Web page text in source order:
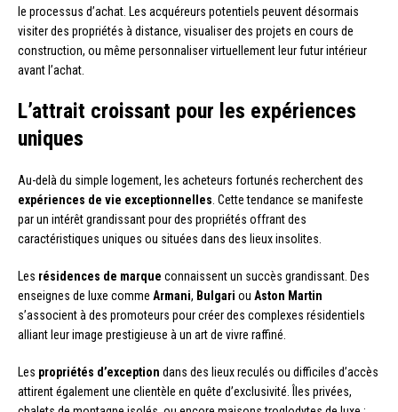
le processus d’achat. Les acquéreurs potentiels peuvent désormais
visiter des propriétés à distance, visualiser des projets en cours de
construction, ou même personnaliser virtuellement leur futur intérieur
avant l’achat.
L’attrait croissant pour les expériences
uniques
Au-delà du simple logement, les acheteurs fortunés recherchent des
expériences de vie exceptionnelles . Cette tendance se manifeste
par un intérêt grandissant pour des propriétés offrant des
caractéristiques uniques ou situées dans des lieux insolites.
Les résidences de marque connaissent un succès grandissant. Des
enseignes de luxe comme Armani, Bulgari ou Aston Martin
s’associent à des promoteurs pour créer des complexes résidentiels
alliant leur image prestigieuse à un art de vivre raffiné.
Les propriétés d’exception dans des lieux reculés ou difficiles d’accès
attirent également une clientèle en quête d’exclusivité. Îles privées,